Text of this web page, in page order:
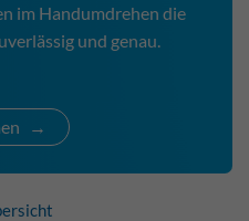
im Handumdrehen die
und genau.